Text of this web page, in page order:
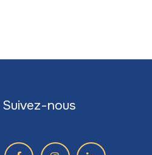
Suivez-nous